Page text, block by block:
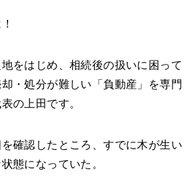
をはじめ、相続後の扱いに困って
・処分が難しい「負動産」を専門
の上田です。
確認したところ、すでに木が生い
態になっていた。